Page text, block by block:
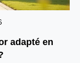
adapté en